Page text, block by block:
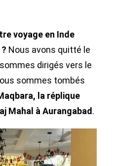
voyage en Inde
Nous avons quitté le
dirigés vers le
sommes tombés
la réplique
Mahal à Aurangabad .